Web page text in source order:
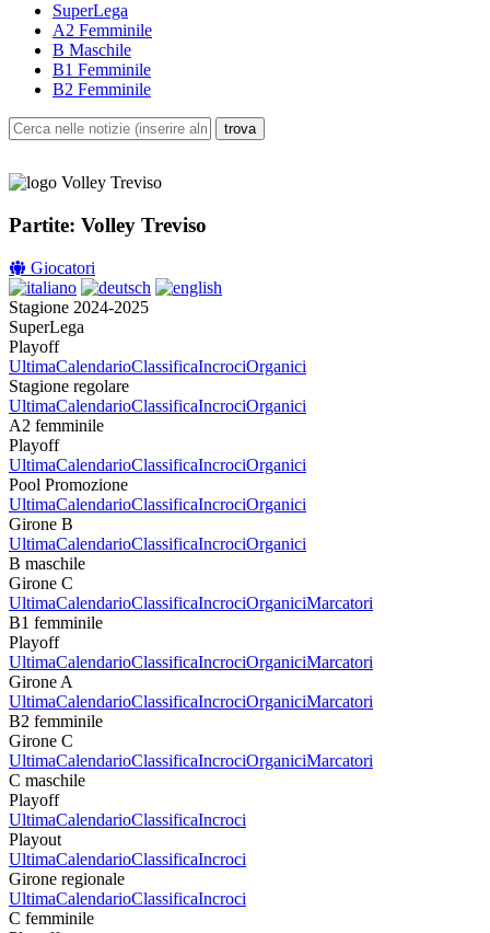
SuperLega
A2 Femminile
B Maschile
B1 Femminile
B2 Femminile
Partite: Volley Treviso
Giocatori
Stagione 2024-2025
SuperLega
Playoff
UltimaCalendarioClassificaIncrociOrganici
Stagione regolare
UltimaCalendarioClassificaIncrociOrganici
A2 femminile
Playoff
UltimaCalendarioClassificaIncrociOrganici
Pool Promozione
UltimaCalendarioClassificaIncrociOrganici
Girone B
UltimaCalendarioClassificaIncrociOrganici
B maschile
Girone C
UltimaCalendarioClassificaIncrociOrganiciMarcatori
B1 femminile
Playoff
UltimaCalendarioClassificaIncrociOrganiciMarcatori
Girone A
UltimaCalendarioClassificaIncrociOrganiciMarcatori
B2 femminile
Girone C
UltimaCalendarioClassificaIncrociOrganiciMarcatori
C maschile
Playoff
UltimaCalendarioClassificaIncroci
Playout
UltimaCalendarioClassificaIncroci
Girone regionale
UltimaCalendarioClassificaIncroci
C femminile